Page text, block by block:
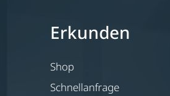
Erkunden
Shop
Schnellanfrage